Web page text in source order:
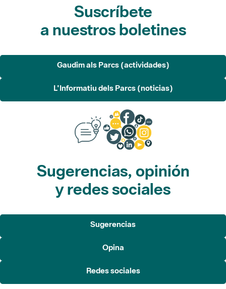
Suscríbete
a nuestros boletines
Gaudim als Parcs (actividades)
L'Informatiu dels Parcs (noticias)
Sugerencias, opinión
y redes sociales
Sugerencias
Opina
Redes sociales